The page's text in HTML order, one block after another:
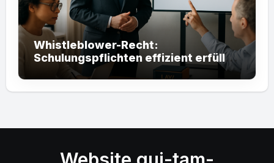
Whistleblower-Recht:
Schulungspflichten effizient erfüllen
mit Qui-Tam Attorneys